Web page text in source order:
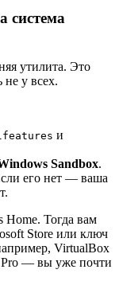
система
утилита. Это
у всех.
и
Sandbox.
его нет — ваша
Home. Тогда вам
Store или ключ
VirtualBox
Pro — вы уже почти